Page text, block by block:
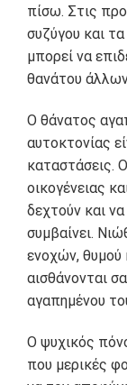
πίσω. Στις
συζύγου και
μπορεί να
θανάτου
Ο θάνατος
αυτοκτονίας
καταστάσεις.
οικογένειας
δεχτούν και
συμβαίνει.
ενοχών, θυμού
αισθάνονται
αγαπημένου
Ο ψυχικός
που μερικές